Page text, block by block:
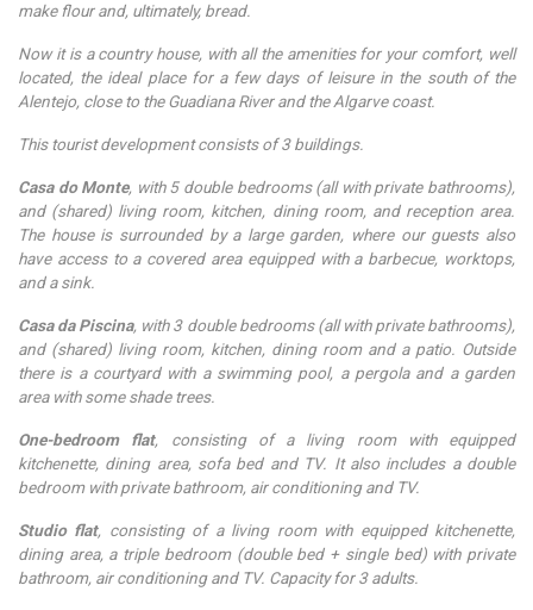
make flour and, ultimately, bread.
Now it is a country house, with all the amenities for your comfort, well
located, the ideal place for a few days of leisure in the south of the
Alentejo, close to the Guadiana River and the Algarve coast.
This tourist development consists of 3 buildings.
Casa do Monte, with 5 double bedrooms (all with private bathrooms),
and (shared) living room, kitchen, dining room, and reception area.
The house is surrounded by a large garden, where our guests also
have access to a covered area equipped with a barbecue, worktops,
and a sink.
Casa da Piscina, with 3 double bedrooms (all with private bathrooms),
and (shared) living room, kitchen, dining room and a patio. Outside
there is a courtyard with a swimming pool, a pergola and a garden
area with some shade trees.
One-bedroom flat, consisting of a living room with equipped
kitchenette, dining area, sofa bed and TV. It also includes a double
bedroom with private bathroom, air conditioning and TV.
Studio flat, consisting of a living room with equipped kitchenette,
dining area, a triple bedroom (double bed + single bed) with private
bathroom, air conditioning and TV. Capacity for 3 adults.